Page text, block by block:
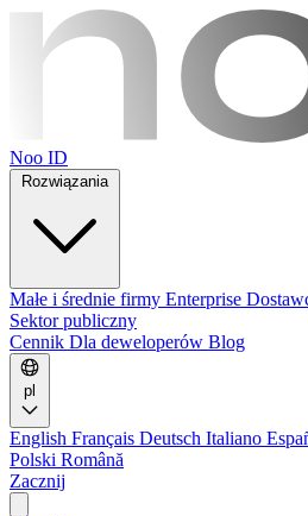
Noo ID
Rozwiązania
Małe i średnie firmy Enterprise
Sektor publiczny
Cennik Dla deweloperów Blog
pl
English Français Deutsch Italiano
Polski Română
Zacznij